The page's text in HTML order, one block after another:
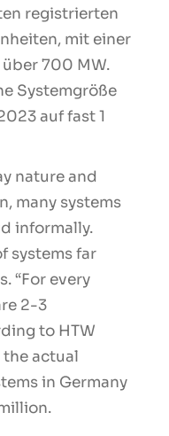
registrierten
mit einer
700 MW.
Systemgröße
auf fast 1
nature and
many systems
informally.
systems far
“For every
2-3
to HTW
actual
in Germany